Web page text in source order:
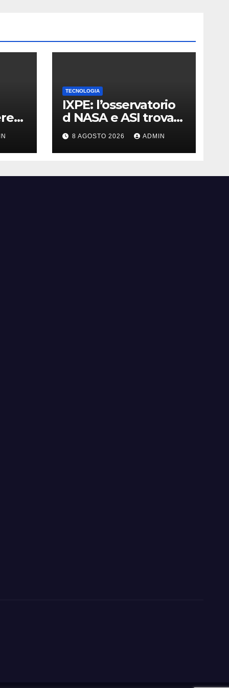
TECNOLOGIA
IXPE: l’osservatorio
d NASA e ASI trova
le tracce di una
teoria formulata 90
anni fa
8 AGOSTO 2026 ADMIN